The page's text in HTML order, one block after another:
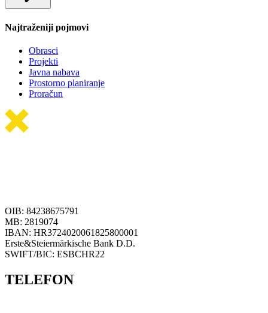
Najtraženiji pojmovi
Obrasci
Projekti
Javna nabava
Prostorno planiranje
Proračun
OIB: 84238675791
MB: 2819074
IBAN: HR3724020061825800001
Erste&Steiermärkische Bank D.D.
SWIFT/BIC: ESBCHR22
TELEFON